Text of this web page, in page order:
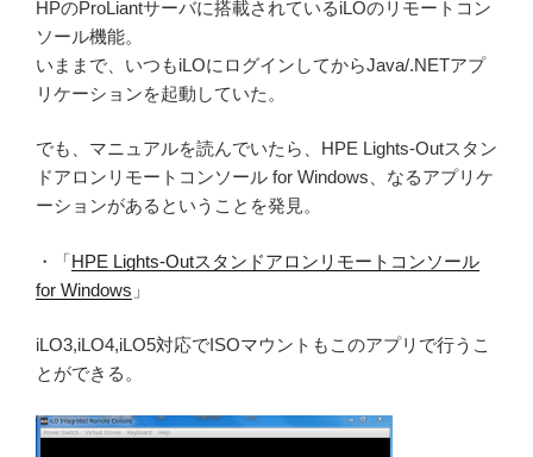
HPのProLiantサーバに搭載されているiLOのリモートコン
ソール機能。
いままで、いつもiLOにログインしてからJava/.NETアプ
リケーションを起動していた。
でも、マニュアルを読んでいたら、HPE Lights-Outスタン
ドアロンリモートコンソール for Windows、なるアプリケ
ーションがあるということを発見。
・「HPE Lights-Outスタンドアロンリモートコンソール
for Windows 」
iLO3,iLO4,iLO5対応でISOマウントもこのアプリで行うこ
とができる。